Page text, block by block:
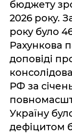
бюджету
2026 року.
року було
Рахункова
доповіді
РФ за
Україну
дефіцитом